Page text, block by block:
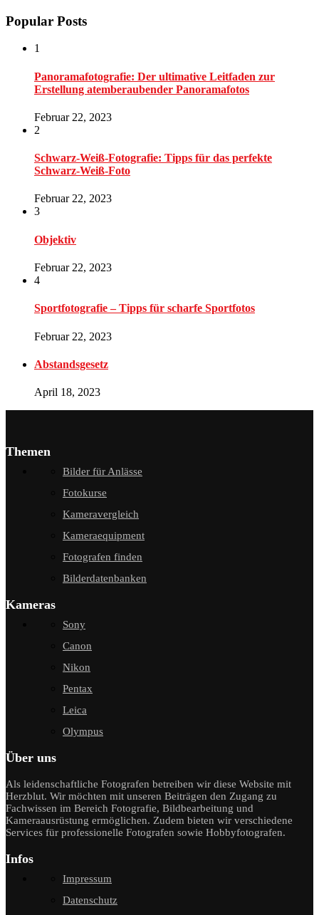
Popular Posts
1
Panoramafotografie: Der ultimative Leitfaden zur
Erstellung atemberaubender Panoramafotos
Februar 22, 2023
2
Schwarz-Weiß-Fotografie: Tipps für das perfekte
Schwarz-Weiß-Foto
Februar 22, 2023
3
Objektiv
Februar 22, 2023
4
Sportfotografie – Tipps für scharfe Sportfotos
Februar 22, 2023
Abstandsgesetz
April 18, 2023
Themen
Bilder für Anlässe
Fotokurse
Kameravergleich
Kameraequipment
Fotografen finden
Bilderdatenbanken
Kameras
Sony
Canon
Nikon
Pentax
Leica
Olympus
Über uns
Als leidenschaftliche Fotografen betreiben wir diese Website mit
Herzblut. Wir möchten mit unseren Beiträgen den Zugang zu
Fachwissen im Bereich Fotografie, Bildbearbeitung und
Kameraausrüstung ermöglichen. Zudem bieten wir verschiedene
Services für professionelle Fotografen sowie Hobbyfotografen.
Infos
Impressum
Datenschutz